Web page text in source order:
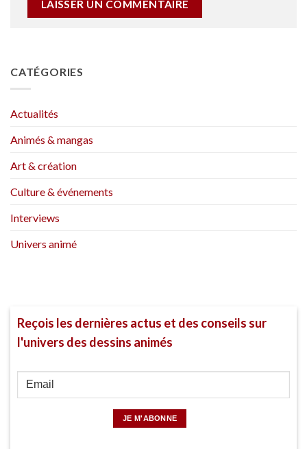
CATÉGORIES
Actualités
Animés & mangas
Art & création
Culture & événements
Interviews
Univers animé
Reçois les dernières actus et des conseils sur
l'univers des dessins animés